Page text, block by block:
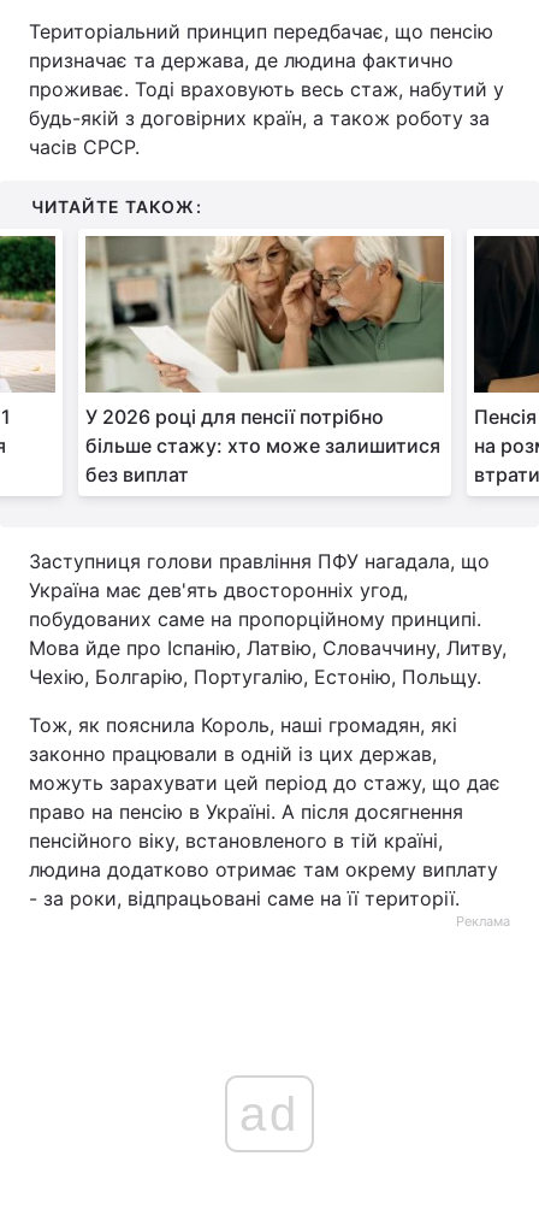
Тема оформлення
Територіальний принцип передбачає, що пенсію
призначає та держава, де людина фактично
проживає. Тоді враховують весь стаж, набутий у
будь-якій з договірних країн, а також роботу за
часів СРСР.
ЧИТАЙТЕ ТАКОЖ:
У 2026 році для пенсії потрібно
більше стажу: хто може залишитися
без виплат
на
Заступниця голови правління ПФУ нагадала, що
Україна має дев'ять двосторонніх угод,
побудованих саме на пропорційному принципі.
Мова йде про Іспанію, Латвію, Словаччину, Литву,
Чехію, Болгарію, Португалію, Естонію, Польщу.
Тож, як пояснила Король, наші громадян, які
законно працювали в одній із цих держав,
можуть зарахувати цей період до стажу, що дає
право на пенсію в Україні. А після досягнення
пенсійного віку, встановленого в тій країні,
людина додатково отримає там окрему виплату
- за роки, відпрацьовані саме на її території.
Реклама
ad